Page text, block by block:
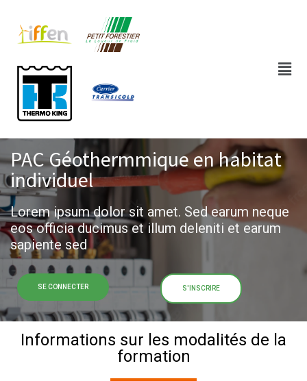
PAC Géothermmique en habitat
individuel​
Lorem ipsum dolor sit amet. Sed earum neque
eos officia ducimus et illum deleniti et earum
sapiente sed
SE CONNECTER S'INSCRIRE
Informations sur les modalités de la
formation